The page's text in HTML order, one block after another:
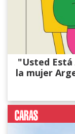
"Usted
la mujer